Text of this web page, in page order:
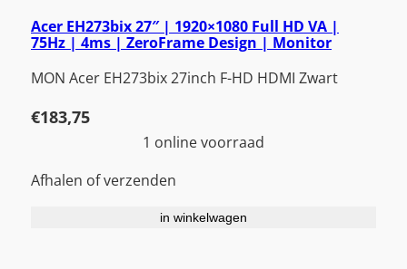
Acer EH273bix 27″ | 1920×1080 Full HD VA |
75Hz | 4ms | ZeroFrame Design | Monitor
MON Acer EH273bix 27inch F-HD HDMI Zwart
€183,75
1 online voorraad
Afhalen of verzenden
in winkelwagen